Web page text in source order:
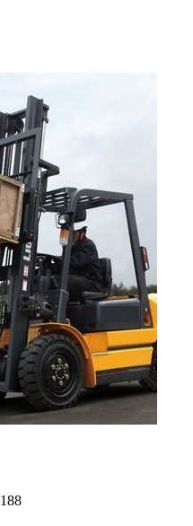
188